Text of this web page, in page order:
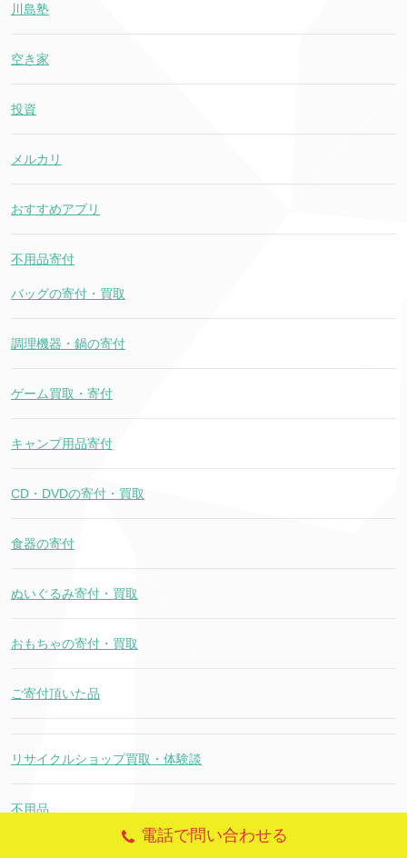
川島塾
空き家
投資
メルカリ
おすすめアプリ
不用品寄付
バッグの寄付・買取
調理機器・鍋の寄付
ゲーム買取・寄付
キャンプ用品寄付
CD・DVDの寄付・買取
食器の寄付
ぬいぐるみ寄付・買取
おもちゃの寄付・買取
ご寄付頂いた品
リサイクルショップ買取・体験談
不用品
電話で問い合わせる